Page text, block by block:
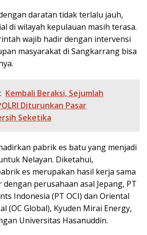
daratan tidak terlalu jauh,
di wilayah kepulauan masih terasa.
wajib hadir dengan intervensi
masyarakat di Sangkarrang bisa
Kembali Beraksi, Sejumlah
Diturunkan Pasar
Seketika
pabrik es batu yang menjadi
Nelayan. Diketahui,
es merupakan hasil kerja sama
perusahaan asal Jepang, PT
Indonesia (PT OCI) dan Oriental
(OC Global), Kyuden Mirai Energy,
Universitas Hasanuddin.